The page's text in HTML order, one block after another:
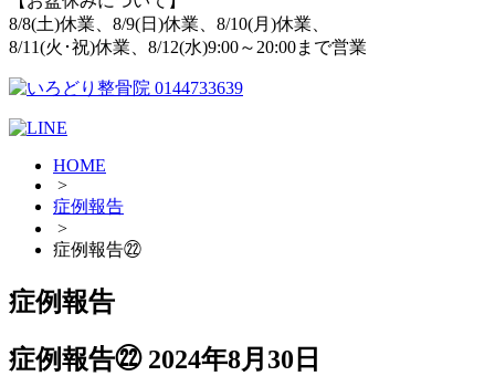
8/8(土)休業、8/9(日)休業、8/10(月)休業、
8/11(火･祝)休業、8/12(水)9:00～20:00まで営業
HOME
>
症例報告
>
症例報告㉒
症例報告
症例報告㉒ 2024年8月30日